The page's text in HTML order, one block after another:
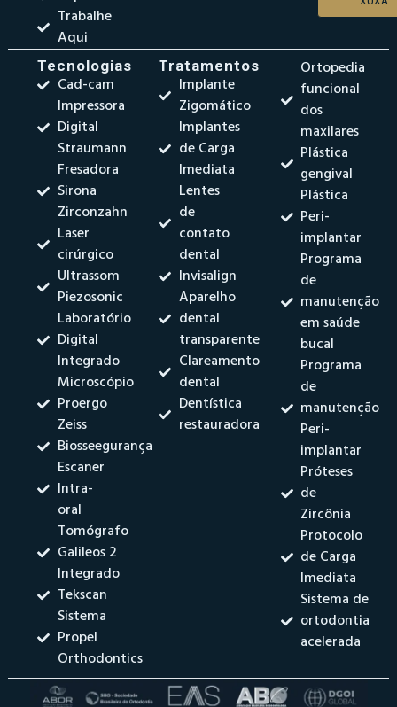
Trabalhe
Aqui
Tecnologias
Cad-cam
Impressora
Digital
Straumann
Fresadora
Sirona
Zirconzahn
Laser
cirúrgico
Ultrassom
Piezosonic
Laboratório
Digital
Integrado
Microscópio
Proergo
Zeiss
Biosseegurança
Escaner
Intra-
oral
Tomógrafo
Galileos 2
Integrado
Tekscan
Sistema
Propel
Orthodontics
Tratamentos
Implante
Zigomático
Implantes
de Carga
Imediata
Lentes
de
contato
dental
Invisalign
Aparelho
dental
transparente
Clareamento
dental
Dentística
restauradora
Ortopedia
funcional
dos
maxilares
Plástica
gengival
Plástica
Peri-
implantar
Programa
de
manutenção
em saúde
bucal
Programa
de
manutenção
Peri-
implantar
Próteses
de
Zircônia
Protocolo
de Carga
Imediata
Sistema de
ortodontia
acelerada